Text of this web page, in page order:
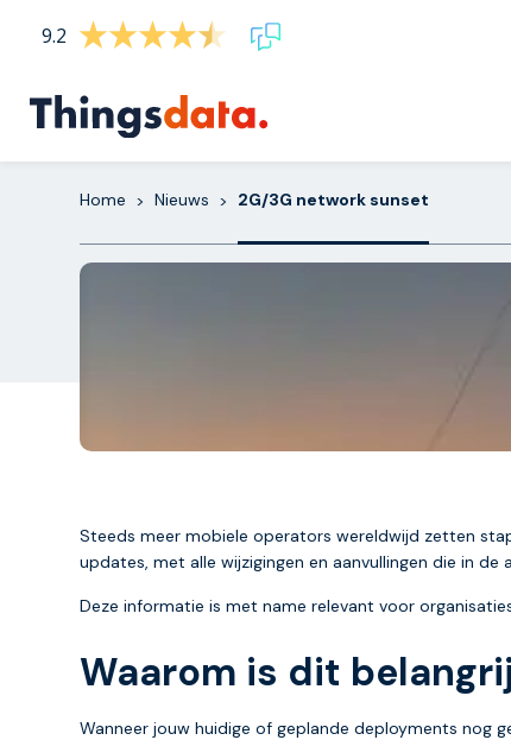
9.2
Home > Nieuws > 2G/3G network sunset
Steeds meer mobiele operators wereldwijd zetten
updates, met alle wijzigingen en aanvullingen die in
Deze informatie is met name relevant voor
Waarom is dit
Wanneer jouw huidige of geplande deployments nog